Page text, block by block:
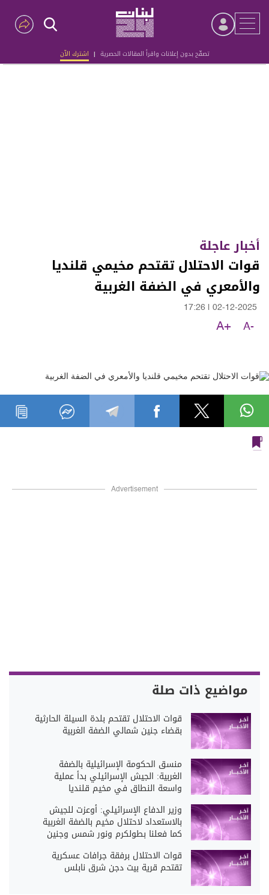
تصفّح بدون إعلانات واقرأ المقالات الحصرية | اشترك الآن
Advertisement
أخبار عاجلة
قوات الاحتلال تقتحم مخيمي قلنديا
والأمعري في الضفة الغربية
02-12-2025
17:26
A-
A+
Advertisement
مواضيع ذات صلة
قوات الاحتلال تقتحم بلدة السيلة الحارثية
بقضاء جنين شمالي الضفة الغربية
منسق الحكومة الإسرائيلية بالضفة
الغربية: الجيش الإسرائيلي بدأ عملية
واسعة النطاق في مخيم قلنديا
وزير الدفاع الإسرائيلي: أوعزت للجيش
بالاستعداد لاحتلال مخيم بالضفة الغربية
كما فعلنا بطولكرم ونور شمس وجنين
قوات الاحتلال برفقة جرافات عسكرية
تقتحم قرية بيت دجن شرق نابلس